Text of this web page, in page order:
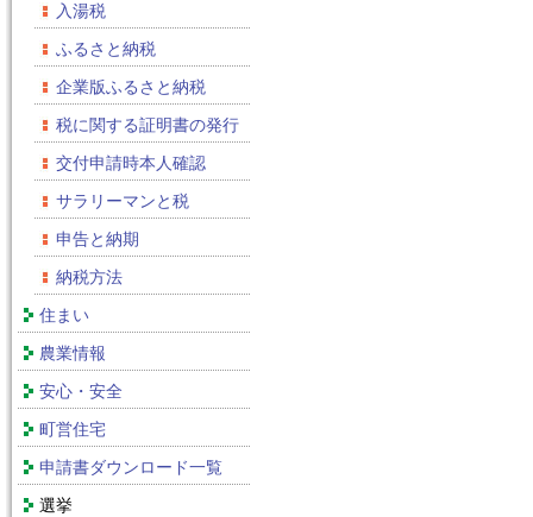
入湯税
ふるさと納税
企業版ふるさと納税
税に関する証明書の発行
交付申請時本人確認
サラリーマンと税
申告と納期
納税方法
住まい
農業情報
安心・安全
町営住宅
申請書ダウンロード一覧
選挙